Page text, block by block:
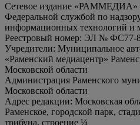
Сетевое издание «РАММЕДИА»
Федеральной службой по
информационных технологий и
Реестровый номер: ЭЛ № ФС77-
Учредители: Муниципальное
«Раменский медиацентр»
Московской области
Администрация Раменского
Московской области
Адрес редакции: Московская
Раменское, городской парк,
трибуна, строение ¼